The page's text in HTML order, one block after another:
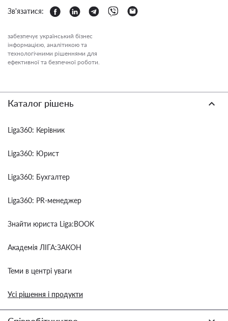
Зв'язатися:
забезпечує український бізнес
інформацією, аналітикою та
технологічними рішеннями для
ефективної та безпечної роботи.
Каталог рішень
Liga360: Керівник
Liga360: Юрист
Liga360: Бухгалтер
Liga360: PR-менеджер
Знайти юриста Liga:BOOK
Академія ЛІГА:ЗАКОН
Теми в центрі уваги
Усі рішення і продукти